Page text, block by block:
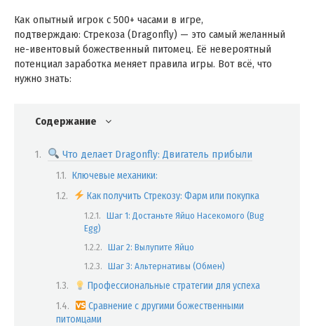
Как опытный игрок с 500+ часами в игре,
подтверждаю: Стрекоза (Dragonfly) — это самый желанный
не-ивентовый божественный питомец. Её невероятный
потенциал заработка меняет правила игры. Вот всё, что
нужно знать:
Содержание
Что делает Dragonfly: Двигатель прибыли
Ключевые механики:
Как получить Стрекозу: Фарм или покупка
Шаг 1: Достаньте Яйцо Насекомого (Bug
Egg)
Шаг 2: Вылупите Яйцо
Шаг 3: Альтернативы (Обмен)
Профессиональные стратегии для успеха
Сравнение с другими божественными
питомцами